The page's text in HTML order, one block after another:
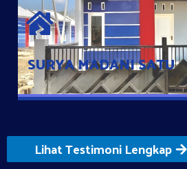
SURYA MADANI SATU
Satu-satunya Hunian nyaman dengan
jutaan dengan lokasi strategis di Tuban
Lihat Testimoni Lengkap